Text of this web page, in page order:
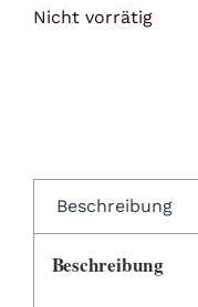
Nicht vorrätig
Beschreibung
Beschreibung